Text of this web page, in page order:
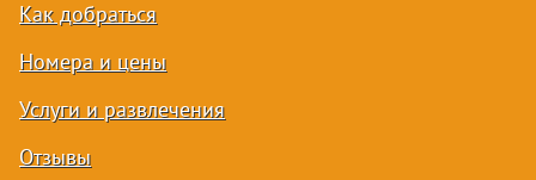
Как добраться
Номера и цены
Услуги и развлечения
Отзывы